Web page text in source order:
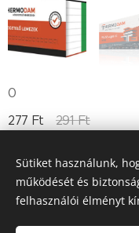
0
277 Ft 291Ft
Till "96"
Sütiket használunk,
működését és
felhasználói élményt